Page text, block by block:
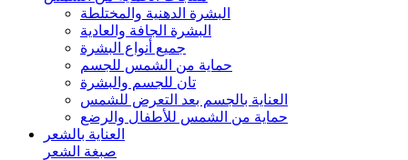
البشرة الدهنية والمختلطة
البشرة الجافة والعادية
جميع أنواع البشرة
حماية من الشمس للجسم
تان للجسم والبشرة
العناية بالجسم بعد التعرض للشمس
حماية من الشمس للأطفال والرضع
العناية بالشعر
صبغة الشعر